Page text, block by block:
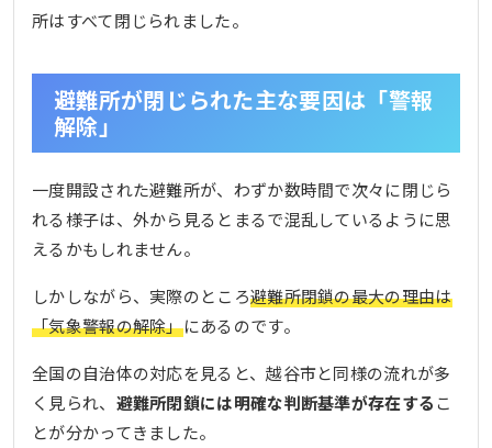
所はすべて閉じられました。
避難所が閉じられた主な要因は「警報
解除」
一度開設された避難所が、わずか数時間で次々に閉じら
れる様子は、外から見るとまるで混乱しているように思
えるかもしれません。
しかしながら、実際のところ避難所閉鎖の最大の理由は
「気象警報の解除」にあるのです。
全国の自治体の対応を見ると、越谷市と同様の流れが多
く見られ、 避難所閉鎖には明確な判断基準が存在するこ
とが分かってきました。